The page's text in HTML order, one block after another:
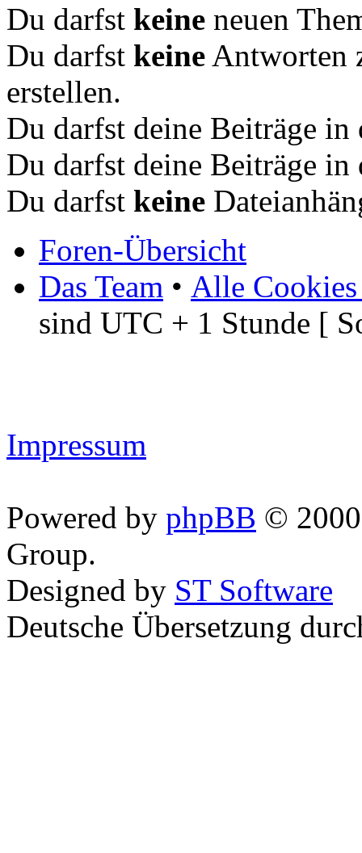
Du darfst keine neuen
Du darfst keine Antworten
erstellen.
Du darfst deine Beiträge
Du darfst deine Beiträge
Du darfst keine
Foren-Übersicht
Das Team • Alle Cookies
sind UTC + 1 Stunde [
Impressum
Powered by phpBB ©
Group.
Designed by ST Software
Deutsche Übersetzung